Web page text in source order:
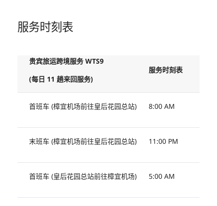
服务时刻表
贵宾旅运跨境服务 WTS9
(每日 11 趟来回服务)
服务时刻表
首班车 (樟宜机场前往皇后花园总站) 8:00 AM
末班车 (樟宜机场前往皇后花园总站) 11:00 PM
首班车 (皇后花园总站前往樟宜机场) 5:00 AM